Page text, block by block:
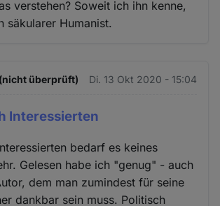
verstehen? Soweit ich ihn kenne,
säkularer Humanist.
überprüft) Di. 13 Okt 2020 - 15:04
Interessierten
bedarf es keines
Gelesen habe ich "genug" - auch
dem man zumindest für seine
dankbar sein muss. Politisch